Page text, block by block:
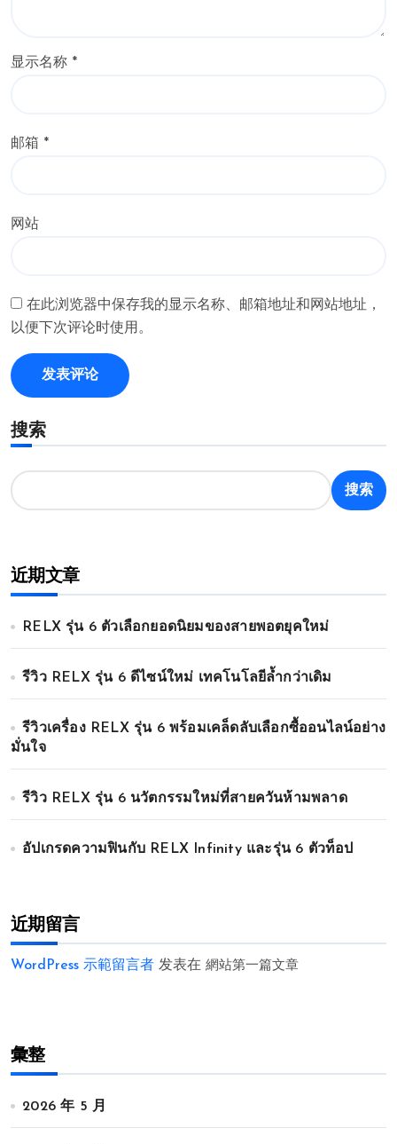
显示名称 *
邮箱 *
网站
在此浏览器中保存我的显示名称、邮箱地址和网站地址，
以便下次评论时使用。
搜索
搜索
近期文章
RELX รุ่น 6 ตัวเลือกยอดนิยมของสายพอตยุคใหม่
รีวิว RELX รุ่น 6 ดีไซน์ใหม่ เทคโนโลยีล้ำกว่าเดิม
รีวิวเครื่อง RELX รุ่น 6 พร้อมเคล็ดลับเลือกซื้ออนไลน์อย่าง
มั่นใจ
รีวิว RELX รุ่น 6 นวัตกรรมใหม่ที่สายควันห้ามพลาด
อัปเกรดความฟินกับ RELX Infinity และรุ่น 6 ตัวท็อป
近期留言
WordPress 示範留言者 发表在 網站第一篇文章
彙整
2026 年 5 月